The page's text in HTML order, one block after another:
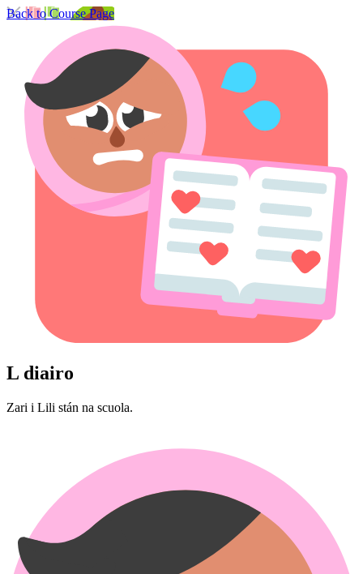
Back to Course Page
L diairo
Zari i Lili stán na scuola.